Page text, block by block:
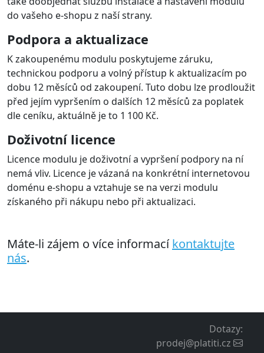
do vašeho e-shopu z naší strany.
Podpora a aktualizace
K zakoupenému modulu poskytujeme záruku,
technickou podporu a volný přístup k aktualizacím po
dobu 12 měsíců od zakoupení. Tuto dobu lze prodloužit
před jejím vypršením o dalších 12 měsíců za poplatek
dle ceníku, aktuálně je to 1 100 Kč.
Doživotní licence
Licence modulu je doživotní a vypršení podpory na ní
nemá vliv. Licence je vázaná na konkrétní internetovou
doménu e-shopu a vztahuje se na verzi modulu
získaného při nákupu nebo při aktualizaci.
Máte-li zájem o více informacíkontaktujte
nás.
Dotazy:
prodej@platiti.cz